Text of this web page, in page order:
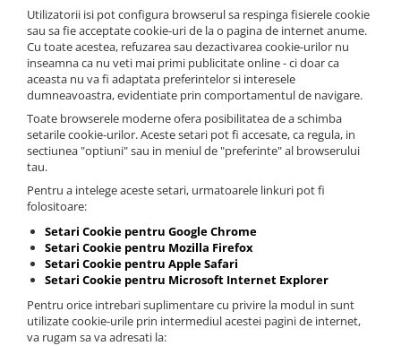
Utilizatorii isi pot configura browserul sa respinga fisierele cookie
sau sa fie acceptate cookie-uri de la o pagina de internet anume.
Cu toate acestea, refuzarea sau dezactivarea cookie-urilor nu
inseamna ca nu veti mai primi publicitate online - ci doar ca
aceasta nu va fi adaptata preferintelor si interesele
dumneavoastra, evidentiate prin comportamentul de navigare.
Toate browserele moderne ofera posibilitatea de a schimba
setarile cookie-urilor. Aceste setari pot fi accesate, ca regula, in
sectiunea "optiuni" sau in meniul de "preferinte" al browserului
tau.
Pentru a intelege aceste setari, urmatoarele linkuri pot fi
folositoare:
Setari Cookie pentru Google Chrome
Setari Cookie pentru Mozilla Firefox
Setari Cookie pentru Apple Safari
Setari Cookie pentru Microsoft Internet Explorer
Pentru orice intrebari suplimentare cu privire la modul in sunt
utilizate cookie-urile prin intermediul acestei pagini de internet,
va rugam sa va adresati la: